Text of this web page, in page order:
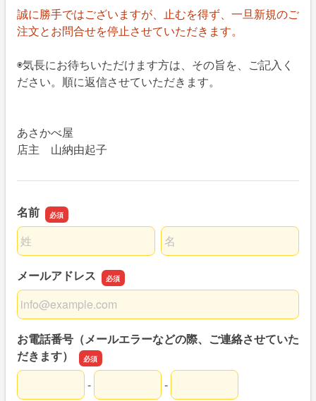
誠に勝手ではございますが、止むを得ず、一旦新規のご
注文とお問合せを停止させていただきます。
◉気長にお待ちいただけます方は、その旨を、ご記入く
ださい。順に返信させていただきます。
あさかべ屋
店主 山納由起子
名前
名前の姓
名前の名
メールアドレス
メールアドレス
お電話番号（メールエラーなどの際、ご連絡させていた
だきます）
お電話番号（メールエラーなどの際、ご連絡させていただ
-
お電話番号（メールエラーなどの際、ご連絡させていただ
-
お電話番号（メールエラーなどの際、ご連絡させていただ